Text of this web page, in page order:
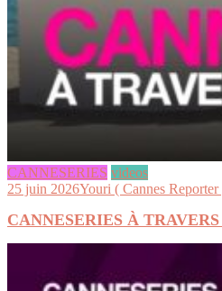
CANNESERIES videos
25 juin 2026Youri ( Cannes Reporter
CANNESERIES À